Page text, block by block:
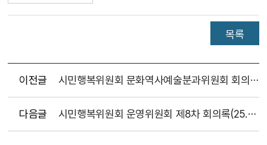
목록
이전글 시민행복위원회 문화역사예술분과위원회 회의록(25.1.21./2.18.)
다음글 시민행복위원회 운영위원회 제8차 회의록(25.2.25.)